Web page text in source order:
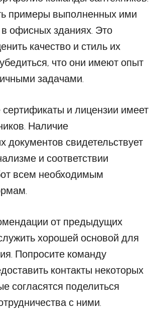
примеры выполненных ими
офисных зданиях. Это
качество и стиль их
что они имеют опыт
задачами.
сертификаты и лицензии имеет
Наличие
документов свидетельствует
и соответствии
всем необходимым
от предыдущих
хорошей основой для
Попросите команду
контакты некоторых
согласятся поделиться
с ними.